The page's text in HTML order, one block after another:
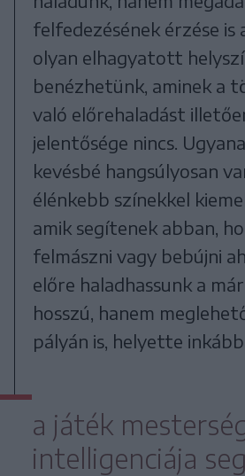
felfedezésének érzése is
olyan elhagyatott
benézhetünk, aminek a
való előrehaladást
jelentősége nincs.
kevésbé hangsúlyosan
élénkebb színekkel
amik segítenek abban,
felmászni vagy bebújni
előre haladhassunk a
hosszú, hanem
pályán is, helyette inkább
a játék
intelligenciája